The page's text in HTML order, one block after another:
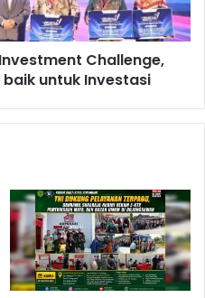
Challenge,
untuk Investasi